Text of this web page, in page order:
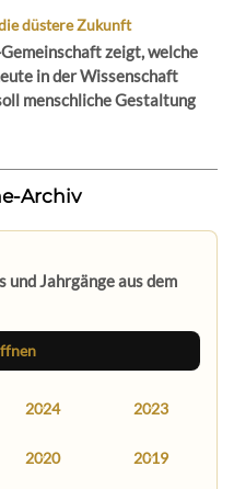
düstere Zukunft
zeigt, welche
in der Wissenschaft
menschliche Gestaltung
Archiv
und Jahrgänge aus dem
2024 2023
2020 2019